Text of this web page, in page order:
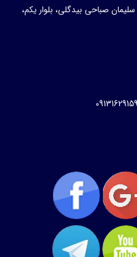
بیدگلی، بلوار یکم،